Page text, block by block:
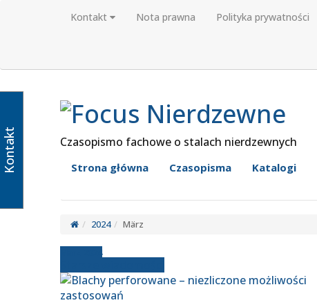
Kontakt Nota prawna Polityka prywatności
Czasopismo fachowe o stalach nierdzewnych
Strona główna Czasopisma Katalogi
2024 März
Kontakt